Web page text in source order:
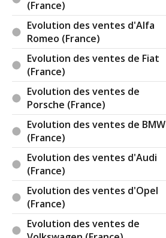
(France)
Evolution des ventes d'Alfa
Romeo (France)
Evolution des ventes de Fiat
(France)
Evolution des ventes de
Porsche (France)
Evolution des ventes de BMW
(France)
Evolution des ventes d'Audi
(France)
Evolution des ventes d'Opel
(France)
Evolution des ventes de